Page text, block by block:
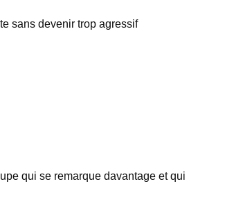
sans devenir trop agressif
qui se remarque davantage et qui